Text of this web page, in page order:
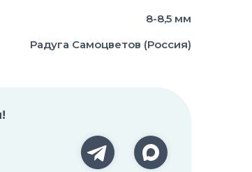
8-8,5 мм
Радуга Самоцветов (Россия)